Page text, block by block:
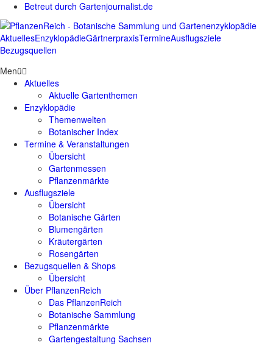
Betreut durch Gartenjournalist.de
AktuellesEnzyklopädieGärtnerpraxisTermineAusflugsziele
Bezugsquellen
Menü
Aktuelles
Aktuelle Gartenthemen
Enzyklopädie
Themenwelten
Botanischer Index
Termine & Veranstaltungen
Übersicht
Gartenmessen
Pflanzenmärkte
Ausflugsziele
Übersicht
Botanische Gärten
Blumengärten
Kräutergärten
Rosengärten
Bezugsquellen & Shops
Übersicht
Über PflanzenReich
Das PflanzenReich
Botanische Sammlung
Pflanzenmärkte
Gartengestaltung Sachsen